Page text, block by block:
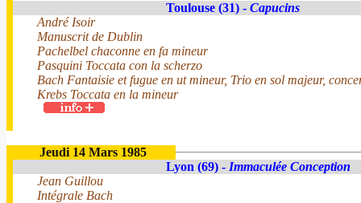
Toulouse (31) - Capucins
André Isoir
Manuscrit de Dublin
Pachelbel chaconne en fa mineur
Pasquini Toccata con la scherzo
Bach Fantaisie et fugue en ut mineur, Trio en sol majeur,
Krebs Toccata en la mineur
Jeudi 14 Mars 1985
Lyon (69) - Immaculée Conception
Jean Guillou
Intégrale Bach